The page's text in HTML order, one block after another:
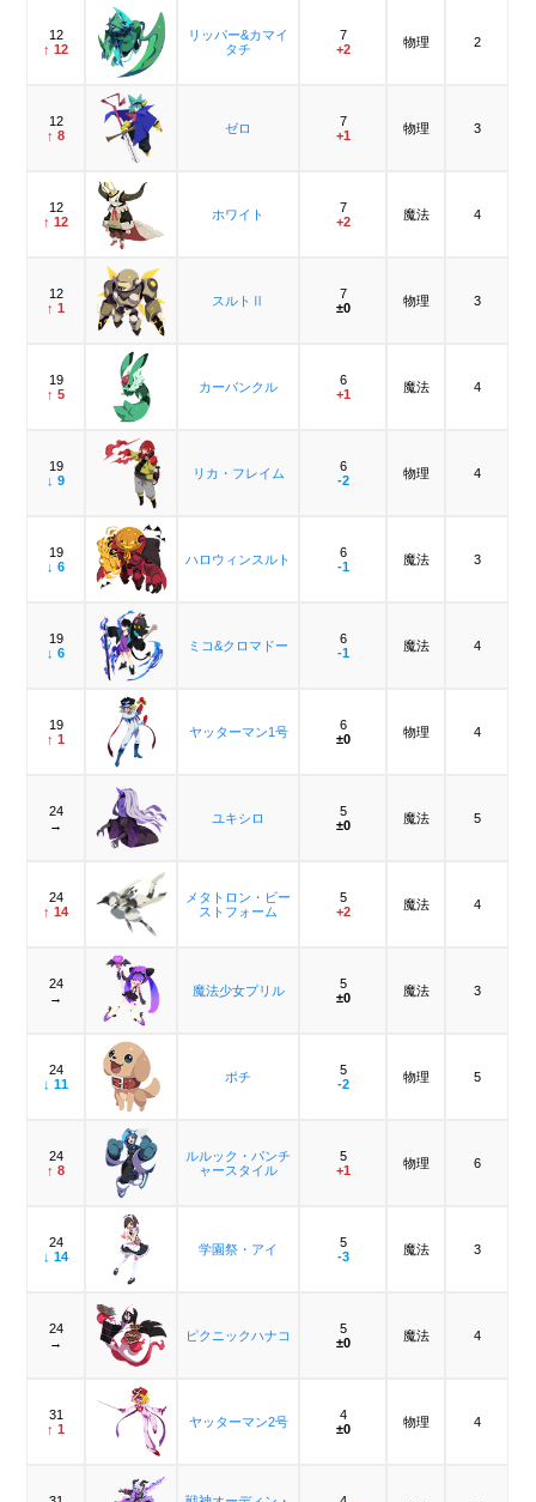
12
↑ 12
リッパー&カマイ
タチ
7
+2
物理 2
12
↑ 8
ゼロ
7
+1
物理 3
12
↑ 12
ホワイト
7
+2
魔法 4
12
↑ 1
スルトⅡ
7
±0
物理 3
19
↑ 5
カーバンクル
6
+1
魔法 4
19
↓ 9
リカ・フレイム
6
-2
物理 4
19
↓ 6
ハロウィンスルト
6
-1
魔法 3
19
↓ 6
ミコ&クロマドー
6
-1
魔法 4
19
↑ 1
ヤッターマン1号
6
±0
物理 4
24
→
ユキシロ
5
±0
魔法 5
24
↑ 14
メタトロン・ビー
ストフォーム
5
+2
魔法 4
24
→
魔法少女プリル
5
±0
魔法 3
24
↓ 11
ポチ
5
-2
物理 5
24
↑ 8
ルルック・パンチ
ャースタイル
5
+1
物理 6
24
↓ 14
学園祭・アイ
5
-3
魔法 3
24
→
ピクニックハナコ
5
±0
魔法 4
31
↑ 1
ヤッターマン2号
4
±0
物理 4